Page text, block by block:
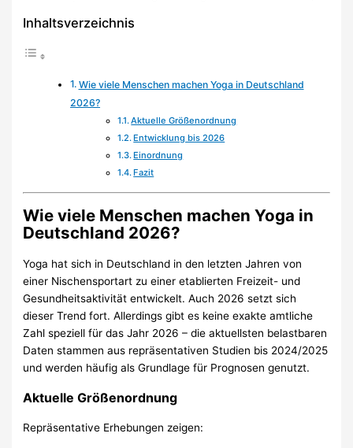
Inhaltsverzeichnis
Wie viele Menschen machen Yoga in Deutschland
2026?
Aktuelle Größenordnung
Entwicklung bis 2026
Einordnung
Fazit
Wie viele Menschen machen Yoga in
Deutschland 2026?
Yoga hat sich in Deutschland in den letzten Jahren von
einer Nischensportart zu einer etablierten Freizeit- und
Gesundheitsaktivität entwickelt. Auch 2026 setzt sich
dieser Trend fort. Allerdings gibt es keine exakte amtliche
Zahl speziell für das Jahr 2026 – die aktuellsten belastbaren
Daten stammen aus repräsentativen Studien bis 2024/2025
und werden häufig als Grundlage für Prognosen genutzt.
Aktuelle Größenordnung
Repräsentative Erhebungen zeigen: